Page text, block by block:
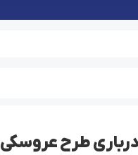
طرح عروسکی